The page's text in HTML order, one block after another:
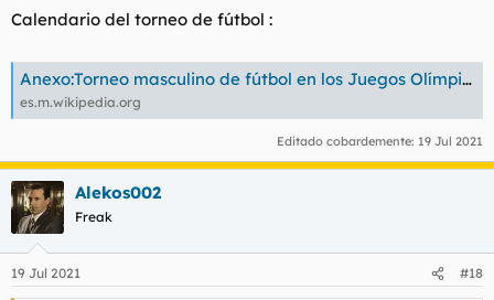
:
Calendario del torneo de fútbol :
Anexo:Torneo masculino de fútbol en los Juegos Olímpicos de Tokio 2020 - Wikipedia, la enciclopedia libre
es.m.wikipedia.org
Editado cobardemente: 19 Jul 2021
Alekos002
Freak
19 Jul 2021 #18